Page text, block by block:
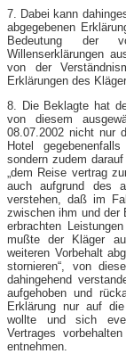
7. Dabei kann
abgegebenen
Bedeutung der
Willenserklärungen
von der
Erklärungen des
8. Die Beklagte hat
von diesem
08.07.2002 nicht nur
Hotel
sondern zudem
„dem Reise vertrag
auch aufgrund des
verstehen, daß im
zwischen ihm und der
erbrachten
mußte der Kläger
weiteren Vorbehalt
stornieren“, von
dahingehend
aufgehoben und
Erklärung nur auf
wollte und sich
Vertrages
entnehmen.